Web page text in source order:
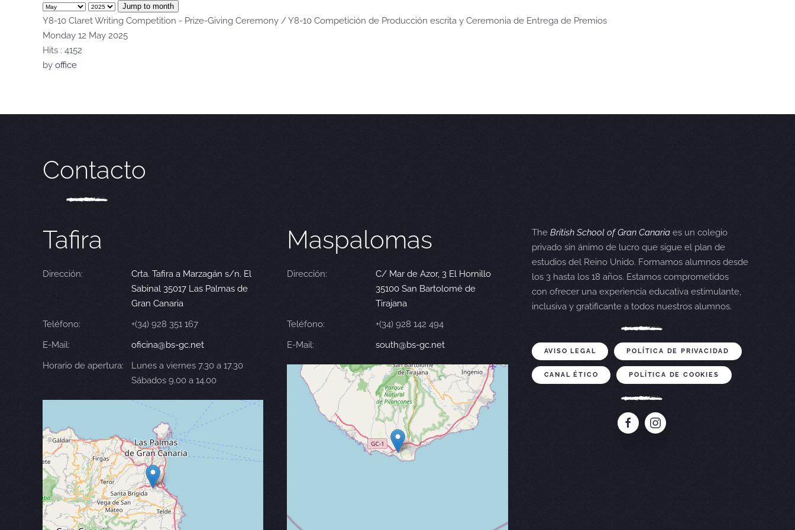
Jump to month
Y8-10 Claret Writing Competition - Prize-Giving Ceremony / Y8-10 Competición de Producción escrita y Ceremonia de Entrega de Premios
Monday 12 May 2025
Hits : 4152
by office
Contacto
Tafira
Dirección:
Crta. Tafira a Marzagán s/n. El
Sabinal 35017 Las Palmas de
Gran Canaria
Teléfono:
+(34) 928 351 167
E-Mail:
oficina@bs-gc.net
Horario de apertura:
Lunes a viernes 7.30 a 17.30
Sábados 9.00 a 14.00
Maspalomas
Dirección:
C/ Mar de Azor, 3 El Hornillo
35100 San Bartolomé de
Tirajana
Teléfono:
+(34) 928 142 494
E-Mail:
south@bs-gc.net
The British School of Gran Canariaes un colegio
privado sin ánimo de lucro que sigue el plan de
estudios del Reino Unido. Formamos alumnos desde
los 3 hasta los 18 años. Estamos comprometidos
con ofrecer una experiencia educativa estimulante,
inclusiva y gratificante a todos nuestros alumnos.
AVISO LEGAL POLÍTICA DE PRIVACIDAD
CANAL ÉTICO POLÍTICA DE COOKIES